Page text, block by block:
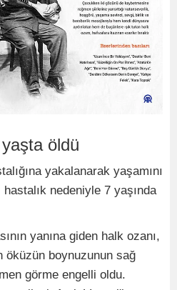
öldü
yakalanarak yaşamını
nedeniyle 7 yaşında
yanına giden halk ozanı,
boynuzunun sağ
görme engelli oldu.